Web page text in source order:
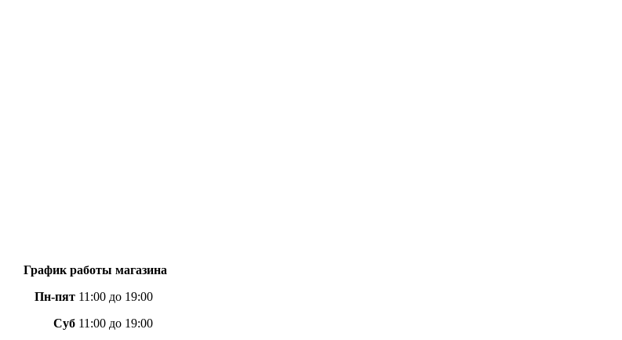
График работы магазина
Пн-пят11:00 до 19:00
Суб11:00 до 19:00